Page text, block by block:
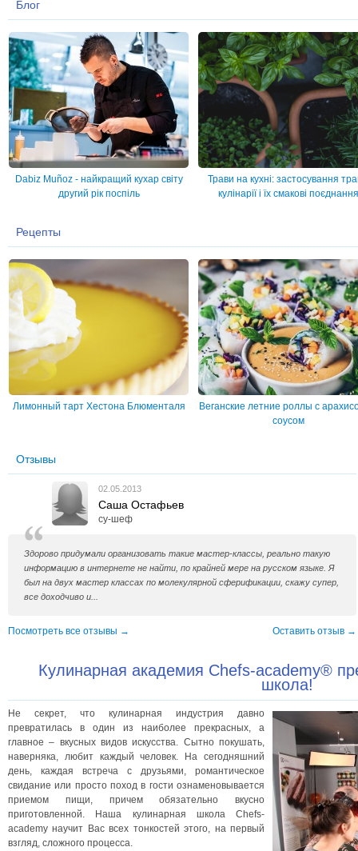
Блог
Dabiz Muñoz - найкращий кухар світу
другий рік поспіль
Трави на кухні: застосування
кулінарії і їх смакові поєднання
Рецепты
Лимонный тарт Хестона Блюменталя
Веганские летние роллы с
соусом
Отзывы
02.05.2013
Саша Остафьев
су-шеф
Здорово придумали организовать такие мастер-классы, реально такую
информацию в интернете не найти, по крайней мере на русском языке. Я
был на двух мастер классах по молекулярной сферификации, скажу супер,
все доходчиво и...
Оставить отзыв →
Посмотреть все отзывы →
Кулинарная академия Chefs-academy®
школа!
Не секрет, что кулинарная индустрия давно
превратилась в один из наиболее прекрасных, а
главное – вкусных видов искусства. Сытно покушать,
наверняка, любит каждый человек. На сегодняшний
день, каждая встреча с друзьями, романтическое
свидание или просто поход в гости ознаменовывается
приемом пищи, причем обязательно вкусно
приготовленной. Наша кулинарная школа Chefs-
academy научит Вас всех тонкостей этого, на первый
взгляд, сложного процесса.